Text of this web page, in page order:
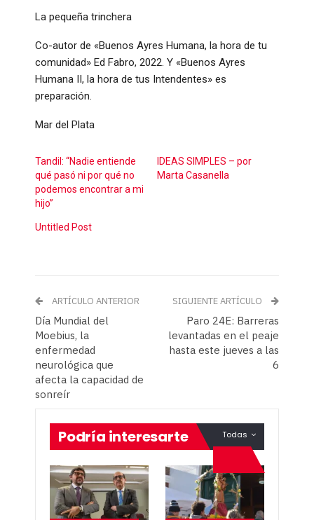
La pequeña trinchera
Co-autor de «Buenos Ayres Humana, la hora de tu
comunidad» Ed Fabro, 2022. Y «Buenos Ayres
Humana II, la hora de tus Intendentes» es
preparación.
Mar del Plata
Tandil: “Nadie entiende
qué pasó ni por qué no
podemos encontrar a mi
hijo”
IDEAS SIMPLES – por
Marta Casanella
Untitled Post
ARTÍCULO ANTERIOR
Día Mundial del
Moebius, la
enfermedad
neurológica que
afecta la capacidad de
sonreír
SIGUIENTE ARTÍCULO
Paro 24E: Barreras
levantadas en el peaje
hasta este jueves a las
6
Todas
Podría interesarte